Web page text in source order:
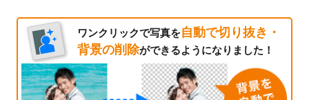
ワンクリックで写真を自動で切り抜き・
背景の削除ができるようになりました！